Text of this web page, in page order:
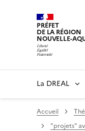
PRÉFET
DE LA RÉGION
NOUVELLE-
La DREAL
Accueil
"projets"